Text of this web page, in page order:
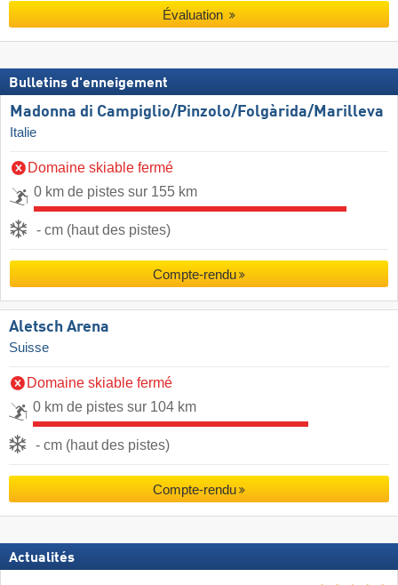
Évaluation
Bulletins d'enneigement
Madonna di Campiglio/​Pinzolo/​Folgàrida/​Marilleva
Italie
Domaine skiable fermé
0 km de pistes sur 155 km
- cm (haut des pistes)
Compte-rendu
Aletsch Arena
Suisse
Domaine skiable fermé
0 km de pistes sur 104 km
- cm (haut des pistes)
Compte-rendu
Actualités